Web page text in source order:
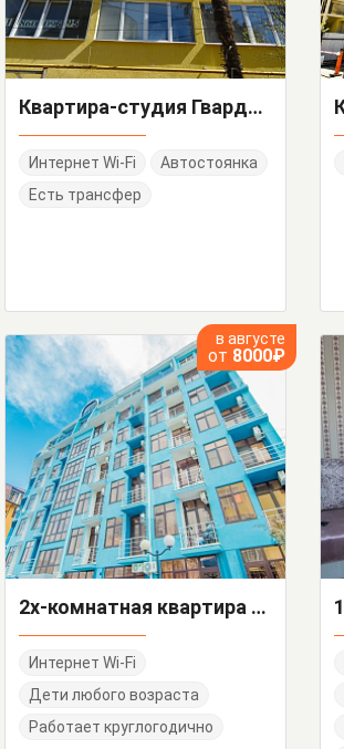
Квартира-студия Гвардейская 12 кв 8
Интернет Wi-Fi
Автостоянка
Есть трансфер
в августе
от 8000₽
2х-комнатная квартира Просвещения 118/1 кв 39
Интернет Wi-Fi
Дети любого возраста
Работает круглогодично